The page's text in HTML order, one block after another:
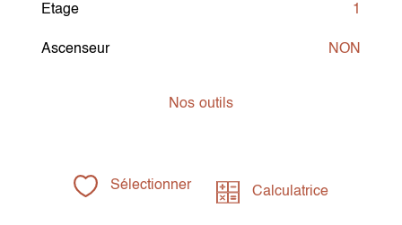
Etage 1
Ascenseur NON
Nos outils
Sélectionner Calculatrice